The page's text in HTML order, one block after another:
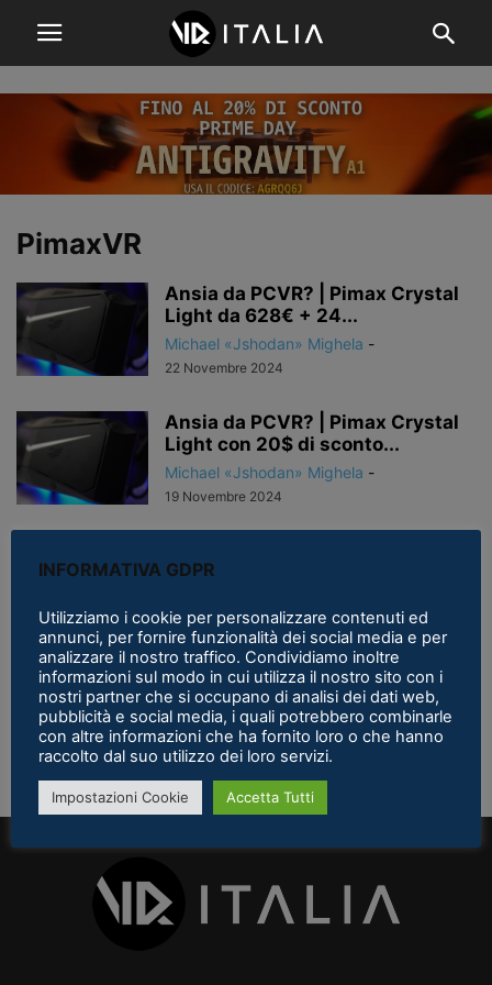
PimaxVR
Ansia da PCVR? | Pimax Crystal
Light da 628€ + 24...
Michael «Jshodan» Mighela -
22 Novembre 2024
Ansia da PCVR? | Pimax Crystal
Light con 20$ di sconto...
Michael «Jshodan» Mighela -
19 Novembre 2024
di Qualità a Prezzo Competitivo
Michael «Jshodan» Mighela -
8 Settembre 2024
Ansia da PCVR? | Pimax Crystal
Light per 30 giorni in...
Michael «Jshodan» Mighela
INFORMATIVA GDPR
Utilizziamo i cookie per personalizzare contenuti ed
annunci, per fornire funzionalità dei social media e per
analizzare il nostro traffico. Condividiamo inoltre
informazioni sul modo in cui utilizza il nostro sito con i
nostri partner che si occupano di analisi dei dati web,
pubblicità e social media, i quali potrebbero combinarle
con altre informazioni che ha fornito loro o che hanno
raccolto dal suo utilizzo dei loro servizi.
Impostazioni Cookie Accetta Tutti